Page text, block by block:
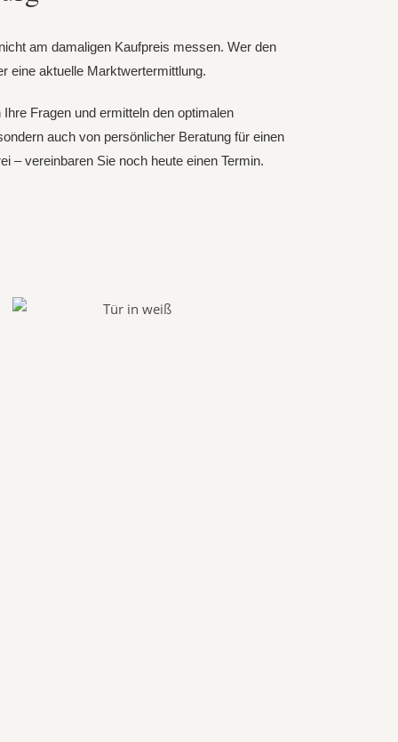
am damaligen Kaufpreis messen. Wer den
eine aktuelle Marktwertermittlung.
Fragen und ermitteln den optimalen
auch von persönlicher Beratung für einen
– vereinbaren Sie noch heute einen Termin.